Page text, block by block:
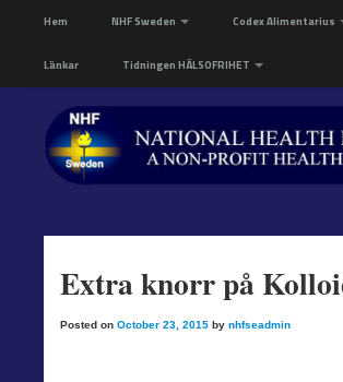
Hem NHF Sweden Codex Alimentarius
Länkar Tidningen HÄLSOFRIHET
Extra knorr på
Posted on October 23, 2015 by nhfseadmin